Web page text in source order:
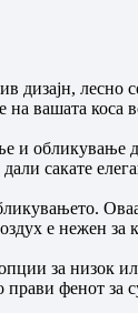
лесно
вашата коса
и обликување
сакате
е нежен за
за низок
фенот за